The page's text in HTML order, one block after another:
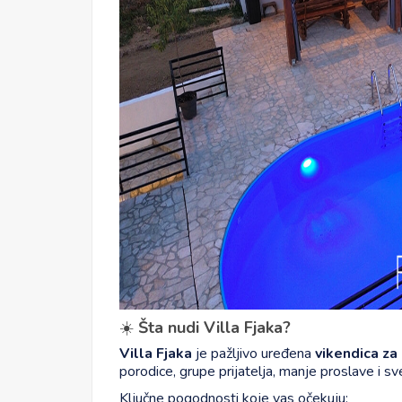
☀️ Šta nudi Villa Fjaka?
Villa Fjaka je pažljivo uređena vikendica
porodice, grupe prijatelja, manje proslave i